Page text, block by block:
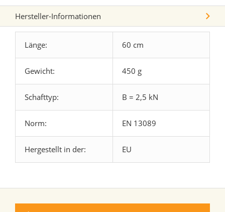
Hersteller-Informationen
Länge: 60 cm
Gewicht: 450 g
Schafttyp: B = 2,5 kN
Norm: EN 13089
Hergestellt in der: EU